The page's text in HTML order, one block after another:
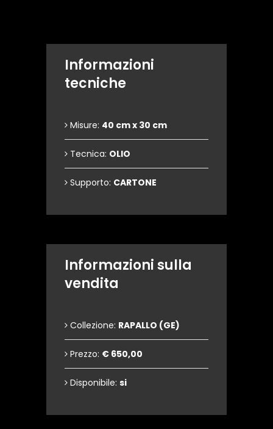
Informazioni
tecniche
Misure: 40 cm x 30 cm
Tecnica: OLIO
Supporto: CARTONE
Informazioni sulla
vendita
Collezione: RAPALLO (GE)
Prezzo: € 650,00
Disponibile: si